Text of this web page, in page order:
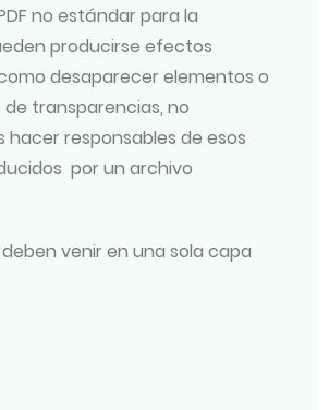
no estándar para la
producirse efectos
desaparecer elementos o
transparencias, no
hacer responsables de esos
por un archivo
venir en una sola capa